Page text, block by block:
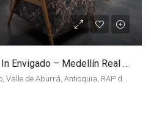
Luxurious Forero Home In Envigado – Medellín Real Estate